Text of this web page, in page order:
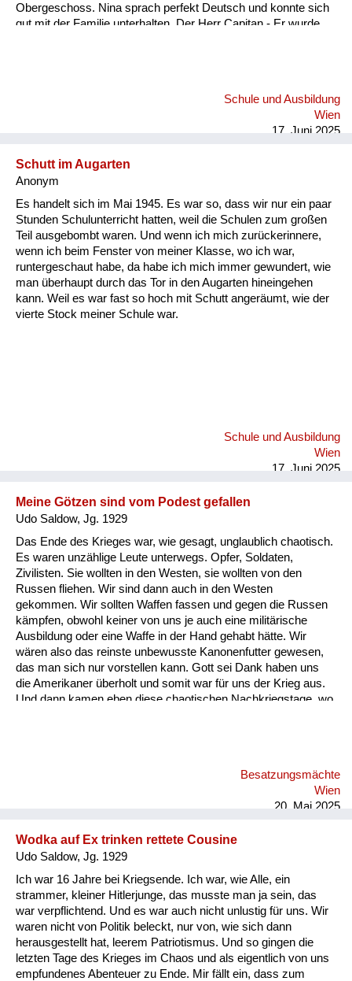
Obergeschoss. Nina sprach perfekt Deutsch und konnte sich
gut mit der Familie unterhalten. Der Herr Capitan - Er wurde
uns und wickelten ihre Kinder frisch und zogen wieder weiter.
Schule und Ausbildung
Wien
17. Juni 2025
Schutt im Augarten
Anonym
Es handelt sich im Mai 1945. Es war so, dass wir nur ein paar
Stunden Schulunterricht hatten, weil die Schulen zum großen
Teil ausgebombt waren. Und wenn ich mich zurückerinnere,
wenn ich beim Fenster von meiner Klasse, wo ich war,
runtergeschaut habe, da habe ich mich immer gewundert, wie
man überhaupt durch das Tor in den Augarten hineingehen
kann. Weil es war fast so hoch mit Schutt angeräumt, wie der
vierte Stock meiner Schule war.
Schule und Ausbildung
Wien
17. Juni 2025
Meine Götzen sind vom Podest gefallen
Udo Saldow, Jg. 1929
Das Ende des Krieges war, wie gesagt, unglaublich chaotisch.
Es waren unzählige Leute unterwegs. Opfer, Soldaten,
Zivilisten. Sie wollten in den Westen, sie wollten von den
Russen fliehen. Wir sind dann auch in den Westen
gekommen. Wir sollten Waffen fassen und gegen die Russen
kämpfen, obwohl keiner von uns je auch eine militärische
Ausbildung oder eine Waffe in der Hand gehabt hätte. Wir
wären also das reinste unbewusste Kanonenfutter gewesen,
das man sich nur vorstellen kann. Gott sei Dank haben uns
die Amerikaner überholt und somit war für uns der Krieg aus.
Und dann kamen eben diese chaotischen Nachkriegstage, wo
willst, dann musst du arbeiten. Und da kannst du entweder die
Straße kehren oder mit einer Gruppe in den Wald gehen und
Besatzungsmächte
Wien
20. Mai 2025
Wodka auf Ex trinken rettete Cousine
Udo Saldow, Jg. 1929
Ich war 16 Jahre bei Kriegsende. Ich war, wie Alle, ein
strammer, kleiner Hitlerjunge, das musste man ja sein, das
war verpflichtend. Und es war auch nicht unlustig für uns. Wir
waren nicht von Politik beleckt, nur von, wie sich dann
herausgestellt hat, leerem Patriotismus. Und so gingen die
letzten Tage des Krieges im Chaos und als eigentlich von uns
empfundenes Abenteuer zu Ende. Mir fällt ein, dass zum